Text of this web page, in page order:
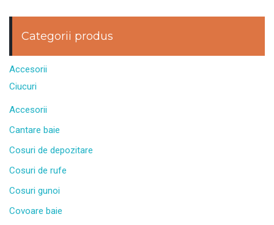
Categorii produs
Accesorii
Ciucuri
Accesorii
Cantare baie
Cosuri de depozitare
Cosuri de rufe
Cosuri gunoi
Covoare baie